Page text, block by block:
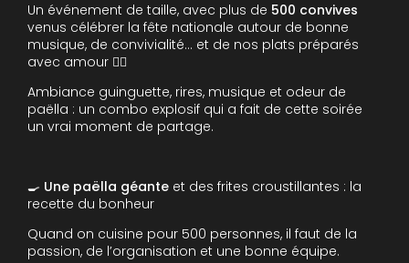
Un événement de taille, avec plus de 500 convives
venus célébrer la fête nationale autour de bonne
musique, de convivialité… et de nos plats préparés
avec amour ❤️‍🔥
Ambiance guinguette, rires, musique et odeur de
paëlla : un combo explosif qui a fait de cette soirée
un vrai moment de partage.
🍳 Une paëlla géante et des frites croustillantes : la
recette du bonheur
Quand on cuisine pour 500 personnes, il faut de la
passion, de l’organisation et une bonne équipe.